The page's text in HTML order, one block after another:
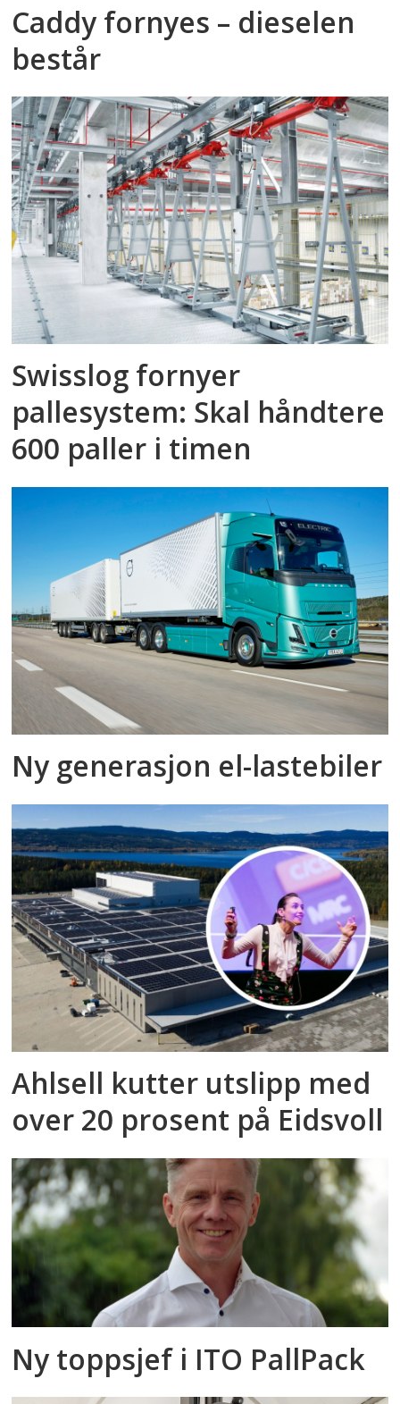
Caddy fornyes – dieselen
består
Swisslog fornyer
pallesystem: Skal håndtere
600 paller i timen
Ny generasjon el-lastebiler
Ahlsell kutter utslipp med
over 20 prosent på Eidsvoll
Ny toppsjef i ITO PallPack